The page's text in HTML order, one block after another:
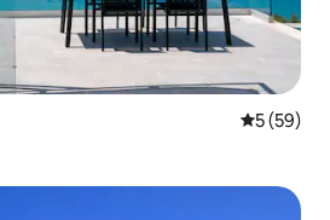
5 av 5 i
5 (59)